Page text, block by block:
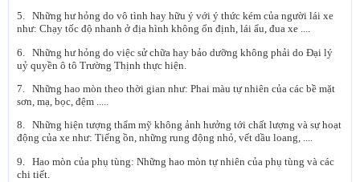
5. Những hư hỏng do vô tình hay hữu ý với ý thức kém của người lái xe
như: Chạy tốc độ nhanh ở địa hình không ổn định, lái ẩu, đua xe ....
6. Những hư hỏng do việc sử chữa hay bảo dưỡng không phải do Đại lý
uỷ quyền ô tô Trường Thịnh thực hiện.
7. Những hao mòn theo thời gian như: Phai màu tự nhiên của các bề mặt
sơn, mạ, bọc, đệm .....
8. Những hiện tượng thẩm mỹ không ảnh hưởng tới chất lượng và sự hoạt
động của xe như: Tiếng ồn, những rung động nhỏ, vết dầu loang, ....
9. Hao mòn của phụ tùng: Những hao mòn tự nhiên của phụ tùng và các
chi tiết.